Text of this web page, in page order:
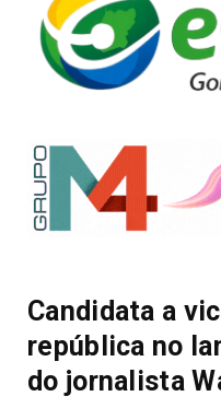
Candidata a
república no
do jornalista